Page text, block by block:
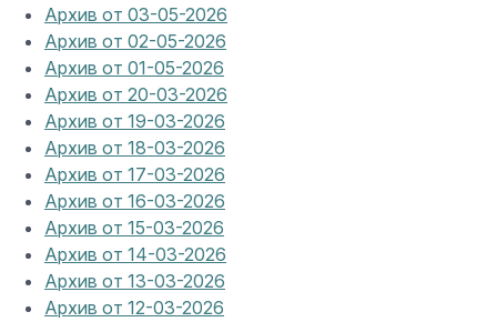
Архив от 03-05-2026
Архив от 02-05-2026
Архив от 01-05-2026
Архив от 20-03-2026
Архив от 19-03-2026
Архив от 18-03-2026
Архив от 17-03-2026
Архив от 16-03-2026
Архив от 15-03-2026
Архив от 14-03-2026
Архив от 13-03-2026
Архив от 12-03-2026